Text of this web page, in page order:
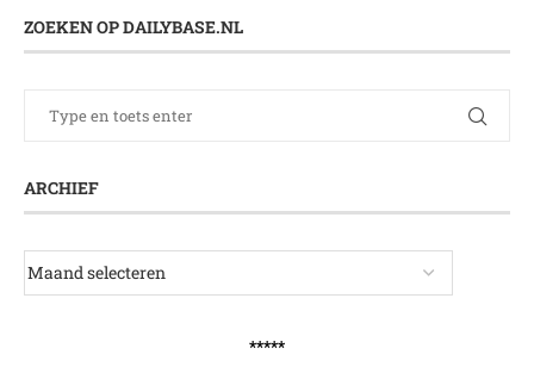
ZOEKEN OP DAILYBASE.NL
ARCHIEF
*****